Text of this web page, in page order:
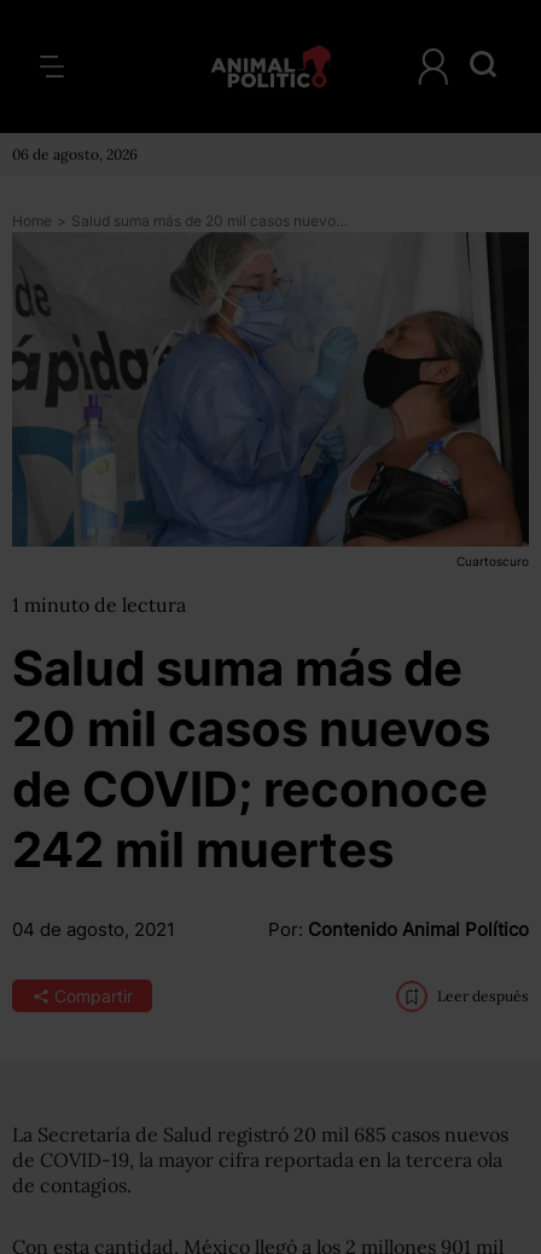
06 de agosto, 2026
Home > Salud suma más de 20 mil casos nuevos de COVID; reconoce 242 mil muertes
Cuartoscuro
1 minuto de lectura
Salud suma más de
20 mil casos nuevos
de COVID; reconoce
242 mil muertes
04 de agosto, 2021 Por: Contenido Animal Político
Compartir Leer después
La Secretaría de Salud registró 20 mil 685 casos nuevos
de COVID-19, la mayor cifra reportada en la tercera ola
de contagios.
Con esta cantidad, México llegó a los 2 millones 901 mil